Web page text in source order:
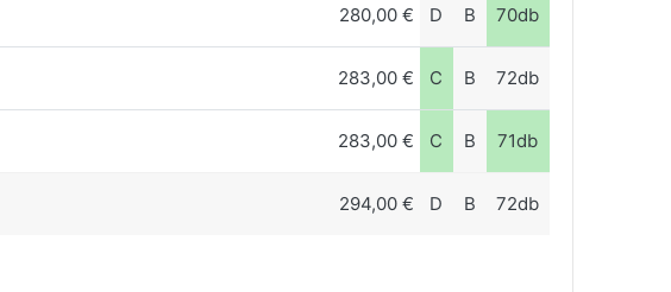
280,00 € D B 70db
283,00 € C B 72db
283,00 € C B 71db
294,00 € D B 72db